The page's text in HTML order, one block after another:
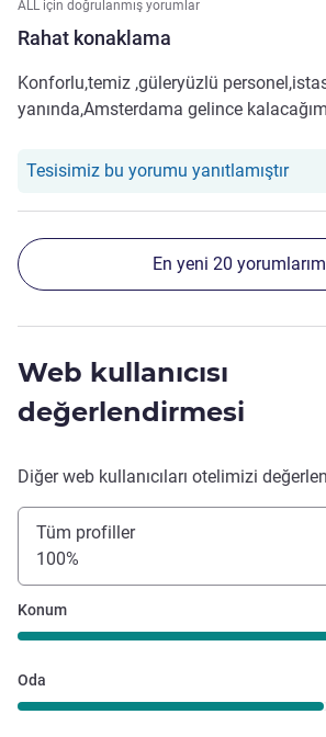
Rahat konaklama
ALL için doğrulanmış yorumlar
Konforlu,temiz ,güleryüzlü
yanında,Amsterdama gelince
Tesisimiz bu yorumu yanıtlamıştır
En yeni 20
Web kullanıcısı
değerlendirmesi
Diğer web kullanıcıları otelimizi
Tüm profiller
100%
Konum
Oda